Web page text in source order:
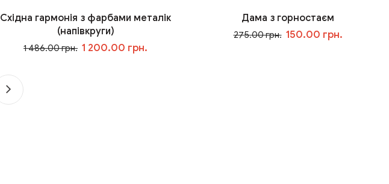
Східна гармонія з фарбами металік
(напівкруги)
1 486.00 грн. 1 200.00 грн.
Дама з горностаєм
275.00 грн. 150.00 грн.